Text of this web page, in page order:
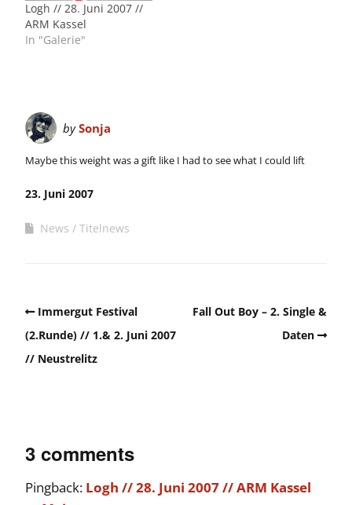
Logh // 28. Juni 2007 //
ARM Kassel
In "Galerie"
bySonja
Maybe this weight was a gift like I had to see what I could lift
23. Juni 2007
News Titelnews
Immergut Festival
(2.Runde) // 1.& 2. Juni 2007
// Neustrelitz
Fall Out Boy – 2. Single &
Daten
3 comments
Pingback: Logh // 28. Juni 2007 // ARM Kassel